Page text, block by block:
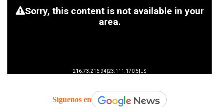
Síguenos en